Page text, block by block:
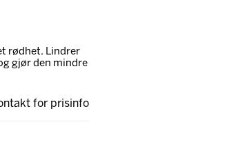
rødhet. Lindrer
gjør den mindre
for prisinfo